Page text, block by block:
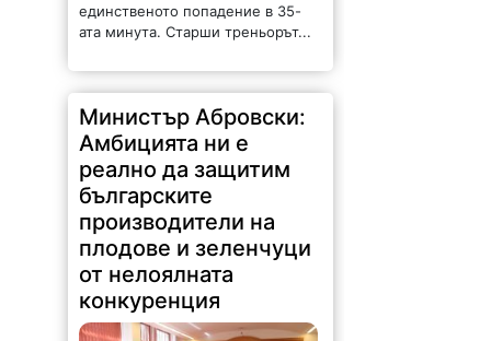
единственото попадение в 35-
ата минута. Старши треньорът...
Министър Абровски:
Амбицията ни е
реално да защитим
българските
производители на
плодове и зеленчуци
от нелоялната
конкуренция